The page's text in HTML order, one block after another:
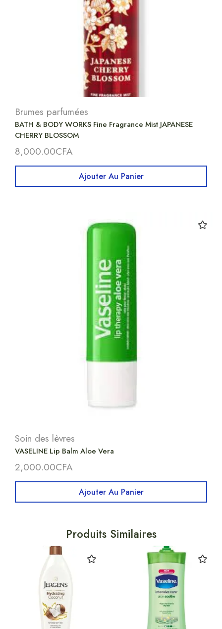
Brumes parfumées
BATH & BODY WORKS Fine Fragrance Mist JAPANESE
CHERRY BLOSSOM
8,000.00CFA
Ajouter Au Panier
Soin des lèvres
VASELINE Lip Balm Aloe Vera
2,000.00CFA
Ajouter Au Panier
Produits Similaires